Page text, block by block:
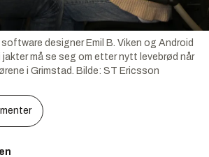
designer Emil B. Viken og Android
jakter må se seg om etter nytt levebrød når
i Grimstad. Bilde: ST Ericsson